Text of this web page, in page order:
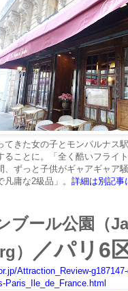
てきた女の子とモンパルナス
ることに。「全く酷いフライ
、ずっと子供がギャアギャア
庸な2級品」。 詳細は別記事
ブール公園（
） ／パリ6
Attraction_Review-
Paris_Ile_de_France.html